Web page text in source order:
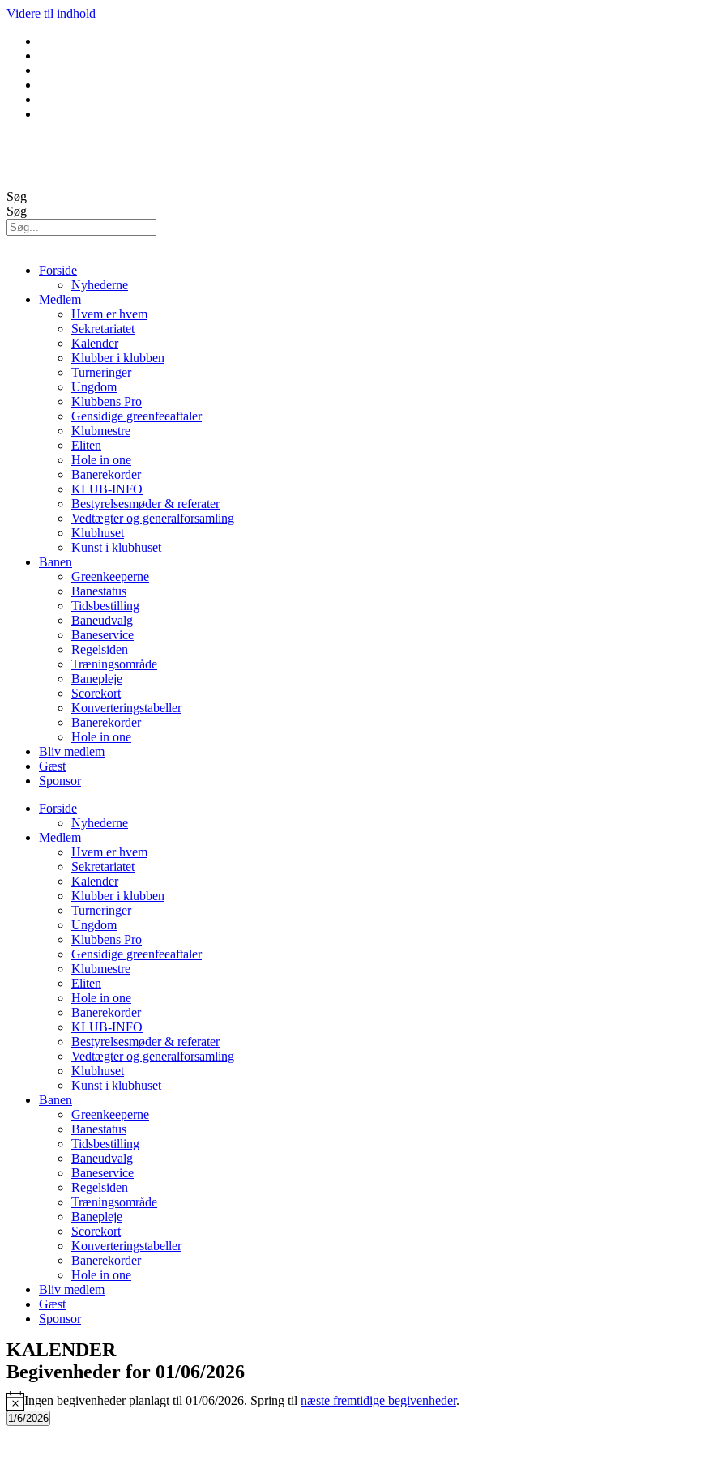
Videre til indhold
Søg
Søg
Forside
Nyhederne
Medlem
Hvem er hvem
Sekretariatet
Kalender
Klubber i klubben
Turneringer
Ungdom
Klubbens Pro
Gensidige greenfeeaftaler
Klubmestre
Eliten
Hole in one
Banerekorder
KLUB-INFO
Bestyrelsesmøder & referater
Vedtægter og generalforsamling
Klubhuset
Kunst i klubhuset
Banen
Greenkeeperne
Banestatus
Tidsbestilling
Baneudvalg
Baneservice
Regelsiden
Træningsområde
Banepleje
Scorekort
Konverteringstabeller
Banerekorder
Hole in one
Bliv medlem
Gæst
Sponsor
Forside
Nyhederne
Medlem
Hvem er hvem
Sekretariatet
Kalender
Klubber i klubben
Turneringer
Ungdom
Klubbens Pro
Gensidige greenfeeaftaler
Klubmestre
Eliten
Hole in one
Banerekorder
KLUB-INFO
Bestyrelsesmøder & referater
Vedtægter og generalforsamling
Klubhuset
Kunst i klubhuset
Banen
Greenkeeperne
Banestatus
Tidsbestilling
Baneudvalg
Baneservice
Regelsiden
Træningsområde
Banepleje
Scorekort
Konverteringstabeller
Banerekorder
Hole in one
Bliv medlem
Gæst
Sponsor
KALENDER
Begivenheder for 01/06/2026
NoticeIngen begivenheder planlagt til 01/06/2026. Spring til næste fremtidige begivenheder.
1/6/2026